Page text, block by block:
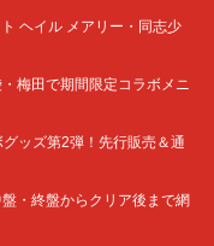
ヘイル メアリー・同志少
梅田で期間限定コラボメニ
ッズ第2弾！先行販売＆通
・終盤からクリア後まで網